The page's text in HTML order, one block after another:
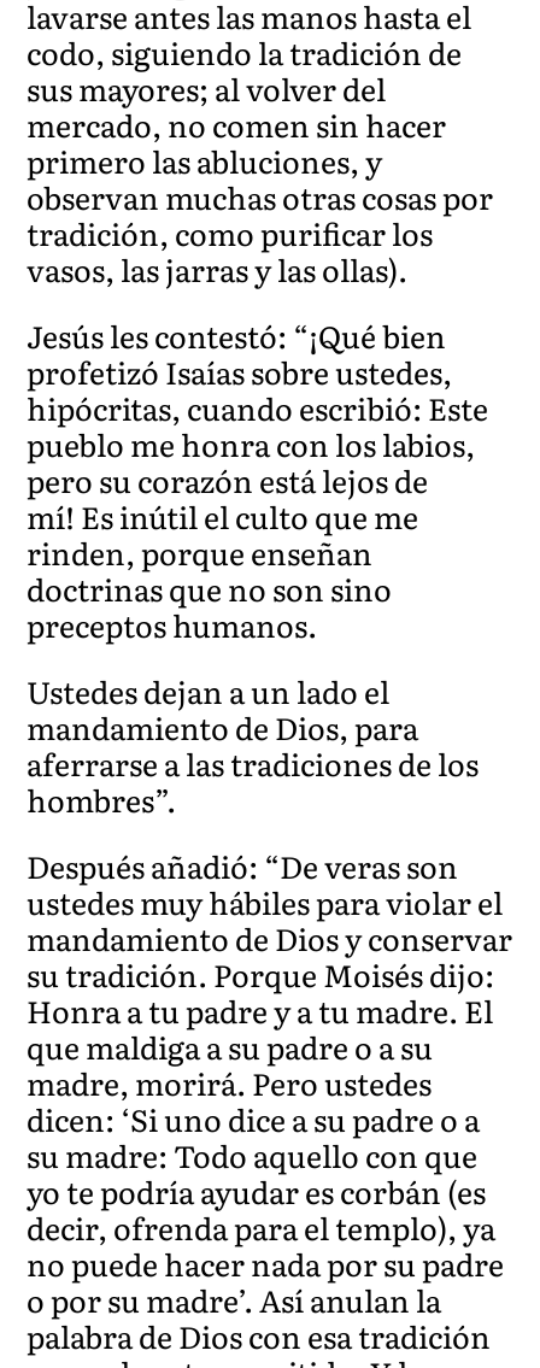
lavarse antes las manos hasta el
codo, siguiendo la tradición de
sus mayores; al volver del
mercado, no comen sin hacer
primero las abluciones, y
observan muchas otras cosas por
tradición, como purificar los
vasos, las jarras y las ollas).
Jesús les contestó: “¡Qué bien
profetizó Isaías sobre ustedes,
hipócritas, cuando escribió: Este
pueblo me honra con los labios,
pero su corazón está lejos de
mí! Es inútil el culto que me
rinden, porque enseñan
doctrinas que no son sino
preceptos humanos.
Ustedes dejan a un lado el
mandamiento de Dios, para
aferrarse a las tradiciones de los
hombres”.
Después añadió: “De veras son
ustedes muy hábiles para violar el
mandamiento de Dios y conservar
su tradición. Porque Moisés dijo:
Honra a tu padre y a tu madre. El
que maldiga a su padre o a su
madre, morirá. Pero ustedes
dicen: ‘Si uno dice a su padre o a
su madre: Todo aquello con que
yo te podría ayudar es corbán (es
decir, ofrenda para el templo), ya
no puede hacer nada por su padre
o por su madre’. Así anulan la
palabra de Dios con esa tradición